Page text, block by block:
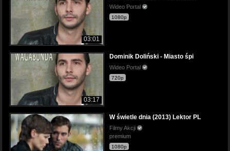
03:01
Wideo Portal
1080p
03:17
Dominik Doliński - Miasto śpi
Wideo Portal
720p
W świetle dnia (2013) Lektor PL
Filmy Akcji
premium
1080p